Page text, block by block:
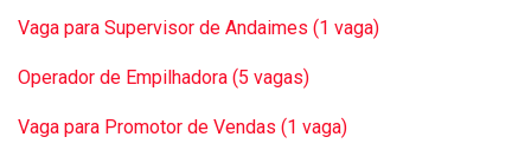
Vaga para Supervisor de Andaimes (1 vaga)
Operador de Empilhadora (5 vagas)
Vaga para Promotor de Vendas (1 vaga)